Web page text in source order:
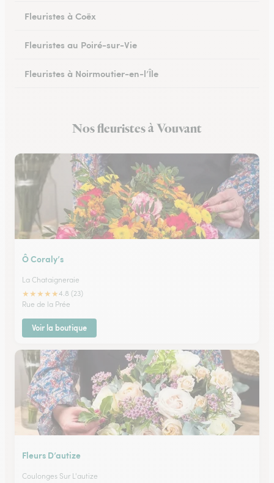
Fleuristes à Coëx
Fleuristes au Poiré-sur-Vie
Fleuristes à Noirmoutier-en-l’Île
Fleuristes à Talmont-Saint-Hilaire
Nos fleuristes à Vouvant
Ô Coraly’s
La Chataigneraie
★★★★★4.8 (23)
Rue de la Prée
Voir la boutique
Fleurs D’autize
Coulonges Sur L'autize